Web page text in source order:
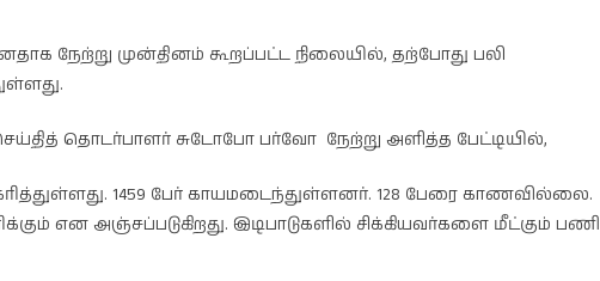
நேற்று முன்தினம் கூறப்பட்ட நிலையில், தற்போது பலி
செய்தித் தொடர்பாளர் சுடோபோ பர்வோ நேற்று அளித்த பேட்டியில்,
1459 பேர் காயமடைந்துள்ளனர். 128 பேரை காணவில்லை.
என அஞ்சப்படுகிறது. இடிபாடுகளில் சிக்கியவர்களை மீட்கும் பணி